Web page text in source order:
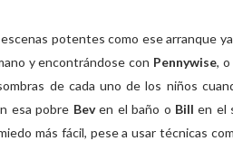
potentes como ese arranque
y encontrándose con Pennywise,
de cada uno de los niños
esa pobre Beven el baño o Billen el
más fácil, pese a usar técnicas